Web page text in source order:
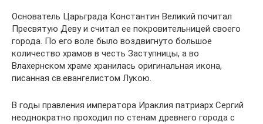
Основатель Царьграда Константин Великий почитал
Пресвятую Деву и считал ее покровительницей своего
города. По его воле было воздвигнуто большое
количество храмов в честь Заступницы, а во
Влахернском храме хранилась оригинальная икона,
писанная св.евангелистом Лукою.
В годы правления императора Ираклия патриарх Сергий
неоднократно проходил по стенам древнего города с